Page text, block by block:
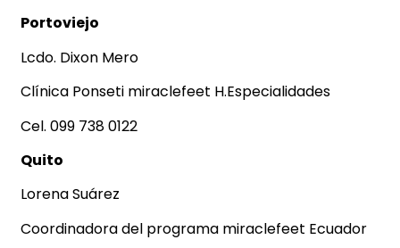
Portoviejo
Lcdo. Dixon Mero
Clínica Ponseti miraclefeet H.Especialidades
Cel. 099 738 0122
Quito
Lorena Suárez
Coordinadora del programa miraclefeet Ecuador